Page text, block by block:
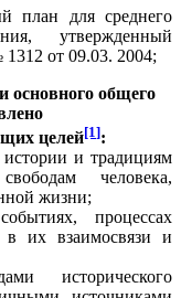
план для среднего
утвержденный
от 09.03. 2004;
основного общего
целей[1]:
истории и традициям
человека,
жизни;
процессах
в их взаимосвязи и
исторического